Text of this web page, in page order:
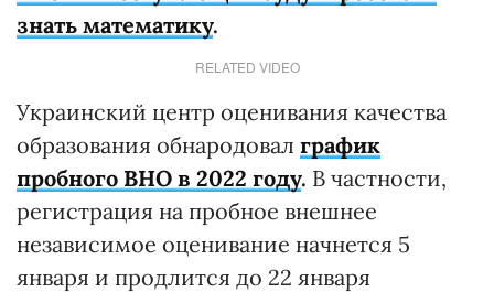
знать математику.
RELATED VIDEO
Украинский центр оценивания качества
образования обнародовал график
пробного ВНО в 2022 году. В частности,
регистрация на пробное внешнее
независимое оценивание начнется 5
января и продлится до 22 января